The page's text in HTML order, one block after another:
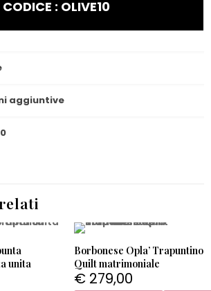
CODICE : OLIVE10
aggiuntive
0
unita
Borbonese Opla’ Trapuntino
Quilt matrimoniale
€ 279,00